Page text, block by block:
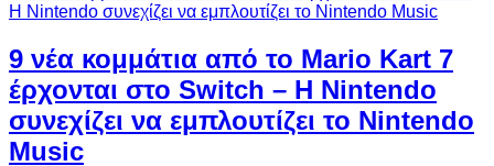
9 νέα κομμάτια από το Mario Kart 7
έρχονται στο Switch – Η Nintendo
συνεχίζει να εμπλουτίζει το Nintendo
Music